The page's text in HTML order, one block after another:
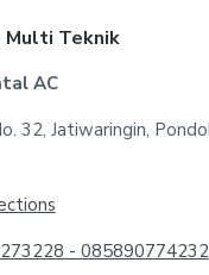
Multi Teknik
AC
32, Jatiwaringin,
- 085890774232